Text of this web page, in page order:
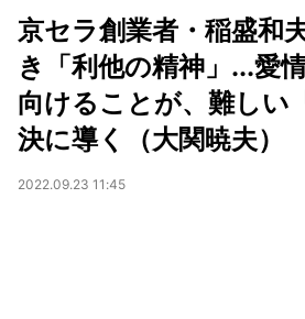
京セラ創業者・稲盛和
き「利他の精神」...愛
向けることが、難しい
決に導く（大関暁夫）
2022.09.23 11:45